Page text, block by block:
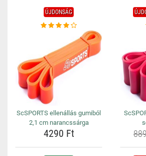
ÚJDONSÁG
ScSPORTS ellenállás gumiból
2,1 cm narancssárga
4290 Ft